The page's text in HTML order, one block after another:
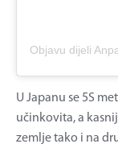
U Japanu se 5S
učinkovita, a
zemlje tako i na